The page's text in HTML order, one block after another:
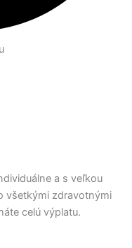
a s veľkou
všetkými zdravotnými
celú výplatu.